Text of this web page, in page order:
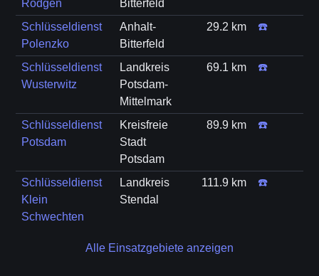
Rödgen
Bitterfeld
Schlüsseldienst
Polenzko
Anhalt-
Bitterfeld
29.2 km ☎️
Schlüsseldienst
Wusterwitz
Landkreis
Potsdam-
Mittelmark
69.1 km ☎️
Schlüsseldienst
Potsdam
Kreisfreie
Stadt
Potsdam
89.9 km ☎️
Schlüsseldienst
Klein
Schwechten
Landkreis
Stendal
111.9 km ☎️
Alle Einsatzgebiete anzeigen